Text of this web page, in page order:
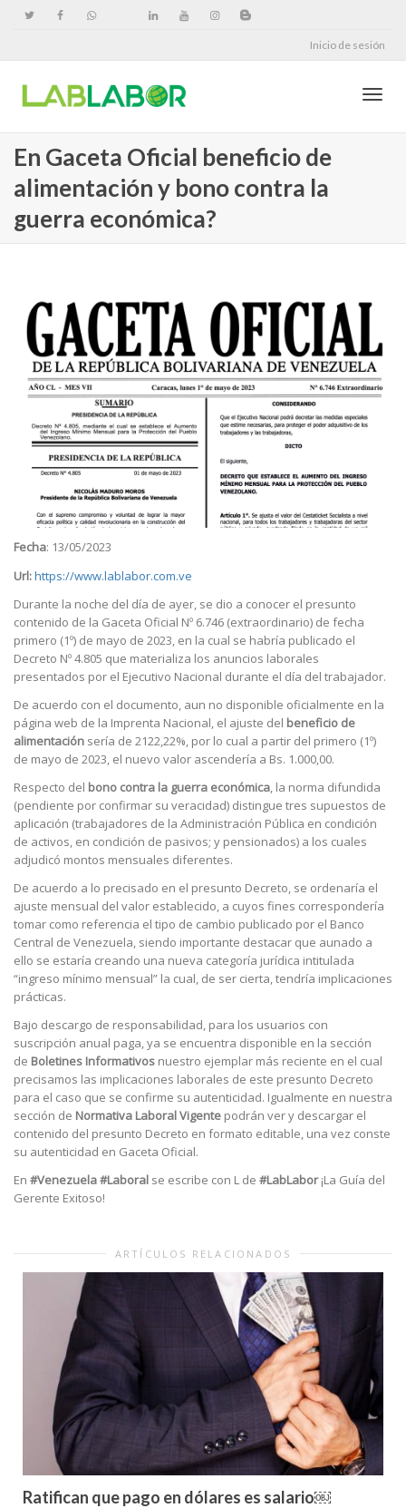
Inicio de sesión
En Gaceta Oficial beneficio de
alimentación y bono contra la
guerra económica?
Fecha: 13/05/2023
Url:https://www.lablabor.com.ve
Durante la noche del día de ayer, se dio a conocer el presunto
contenido de la Gaceta Oficial Nº 6.746 (extraordinario) de fecha
primero (1º) de mayo de 2023, en la cual se habría publicado el
Decreto Nº 4.805 que materializa los anuncios laborales
presentados por el Ejecutivo Nacional durante el día del trabajador.
De acuerdo con el documento, aun no disponible oficialmente en la
página web de la Imprenta Nacional, el ajuste del beneficio de
alimentación sería de 2122,22%, por lo cual a partir del primero (1º)
de mayo de 2023, el nuevo valor ascendería a Bs. 1.000,00.
Respecto del bono contra la guerra económica, la norma difundida
(pendiente por confirmar su veracidad) distingue tres supuestos de
aplicación (trabajadores de la Administración Pública en condición
de activos, en condición de pasivos; y pensionados) a los cuales
adjudicó montos mensuales diferentes.
De acuerdo a lo precisado en el presunto Decreto, se ordenaría el
ajuste mensual del valor establecido, a cuyos fines correspondería
tomar como referencia el tipo de cambio publicado por el Banco
Central de Venezuela, siendo importante destacar que aunado a
ello se estaría creando una nueva categoría jurídica intitulada
“ingreso mínimo mensual” la cual, de ser cierta, tendría implicaciones
prácticas.
Bajo descargo de responsabilidad, para los usuarios con
suscripción anual paga, ya se encuentra disponible en la sección
de Boletines Informativos nuestro ejemplar más reciente en el cual
precisamos las implicaciones laborales de este presunto Decreto
para el caso que se confirme su autenticidad. Igualmente en nuestra
sección de Normativa Laboral Vigente podrán ver y descargar el
contenido del presunto Decreto en formato editable, una vez conste
su autenticidad en Gaceta Oficial.
En #Venezuela#Laboral se escribe con L de #LabLabor¡La Guía del
Gerente Exitoso!
ARTÍCULOS RELACIONADOS
Ratifican que pago en dólares es salario￼